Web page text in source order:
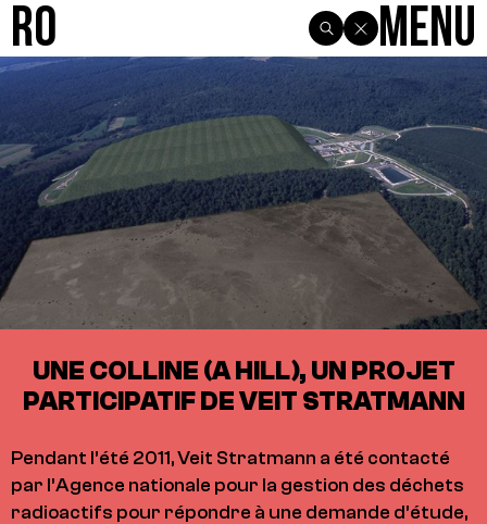
R0 Menu
UNE COLLINE (A HILL), UN PROJET
PARTICIPATIF DE VEIT STRATMANN
Pendant l’été 2011, Veit Stratmann a été contacté
par l’Agence nationale pour la gestion des déchets
radioactifs pour répondre à une demande d’étude,